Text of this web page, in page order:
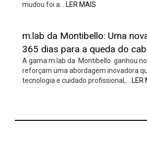
mudou foi a…
LER MAIS
m.lab da Montibello: Uma
365 dias para a queda do
A gama m.lab da Montibello ganhou
reforçam uma abordagem inovadora
tecnologia e cuidado profissional,…
LER